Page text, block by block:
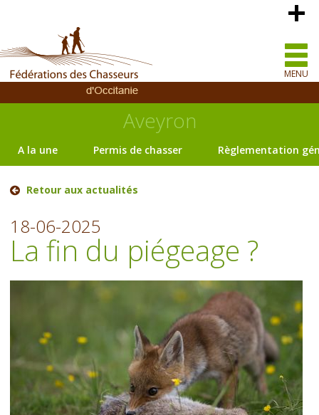
MENU
Aveyron
A la une Permis de chasser Règlementation
Retour aux actualités
18-06-2025
La fin du piégeage ?